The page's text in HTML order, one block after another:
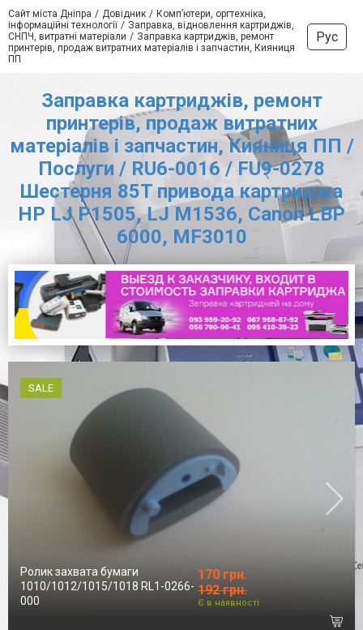
Сайт міста Дніпра Довідник
Комп’ютери, оргтехніка,
інформаційні технології
Заправка, відновлення картриджів,
СНПЧ, витратні матеріали
Заправка картриджів, ремонт
принтерів, продаж витратних матеріалів і запчастин, Кияниця
ПП
Рус
Заправка картриджів, ремонт
принтерів, продаж витратних
матеріалів і запчастин, Кияниця ПП /
Послуги / RU6-0016 / FU9-0278
Шестерня 85T привода картриджа
HP LJ P1505, LJ M1536, Canon LBP
6000, MF3010
SALE
Ролик захвата бумаги
1010/1012/1015/1018 RL1-0266-
000
170 грн.
192 грн.
Є в наявності